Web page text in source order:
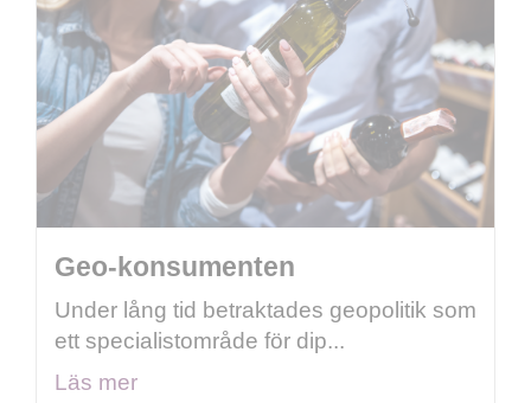
Geo-konsumenten
Under lång tid betraktades geopolitik som
ett specialistområde för dip...
Läs mer